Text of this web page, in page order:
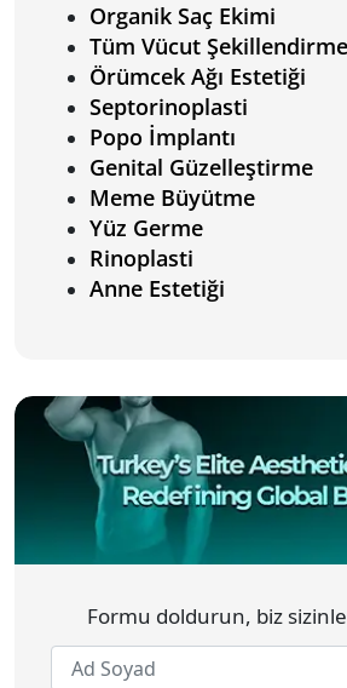
Organik Saç Ekimi
Tüm Vücut Şekillendirme
Örümcek Ağı Estetiği
Septorinoplasti
Popo İmplantı
Genital Güzelleştirme
Meme Büyütme
Yüz Germe
Rinoplasti
Anne Estetiği
Formu doldurun, biz